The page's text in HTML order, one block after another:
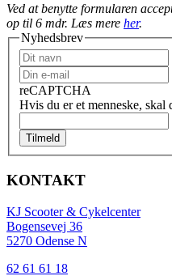
Ved at benytte formularen
op til 6 mdr. Læs mere her.
Nyhedsbrev
reCAPTCHA
Hvis du er et menneske,
Tilmeld
KONTAKT
KJ Scooter & Cykelcenter
Bogensevej 36
5270 Odense N
62 61 61 18